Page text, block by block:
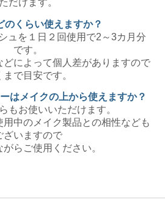
ただけます。
のくらい使えますか？
ュを１日２回使用で2～3カ月分
です。
によって個人差がありますので
まで目安です。
はメイクの上から使えますか？
もお使いいただけます。
中のメイク製品との相性なども
ざいますので
らご使用ください。